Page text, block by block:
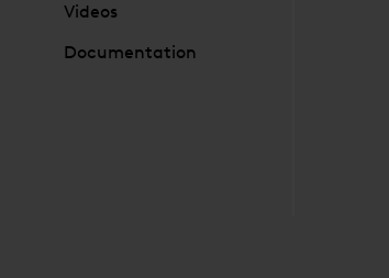
Videos
Documentation